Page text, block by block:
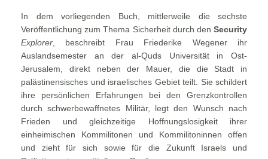
In dem vorliegenden Buch, mittlerweile die sechste
Veröffentlichung zum Thema Sicherheit durch den Security
Explorer , beschreibt Frau Friederike Wegener ihr
Auslandsemester an der al-Quds Universität in Ost-
Jerusalem, direkt neben der Mauer, die die Stadt in
palästinensisches und israelisches Gebiet teilt. Sie schildert
ihre persönlichen Erfahrungen bei den Grenzkontrollen
durch schwerbewaffnetes Militär, legt den Wunsch nach
Frieden und gleichzeitige Hoffnungslosigkeit ihrer
einheimischen Kommilitonen und Kommilitoninnen offen
und zieht für sich sowie für die Zukunft Israels und